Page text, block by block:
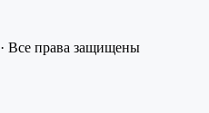
· Все права защищены